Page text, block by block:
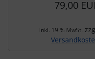
79,00
inkl. 19 % MwSt.